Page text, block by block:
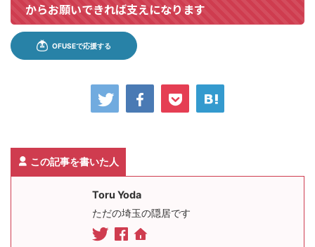
からお願いできれば支えになります
この記事を書いた人
Toru Yoda
ただの埼玉の隠居です